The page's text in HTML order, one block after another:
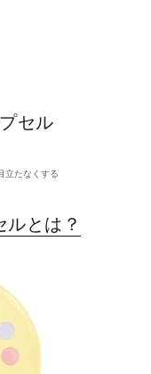
セル
立たなくする
ルとは？